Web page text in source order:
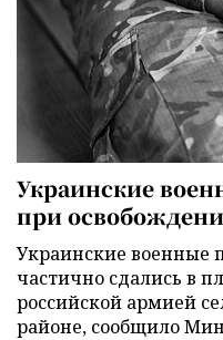
Украинские
при
Украинские военные
частично сдались в
российской армией
районе, сообщило